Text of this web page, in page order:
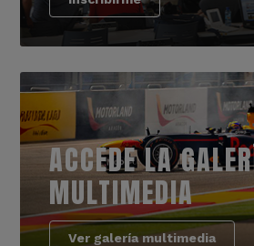
ACCEDE LA
MULTIMEDIA
Ver galería multimedia